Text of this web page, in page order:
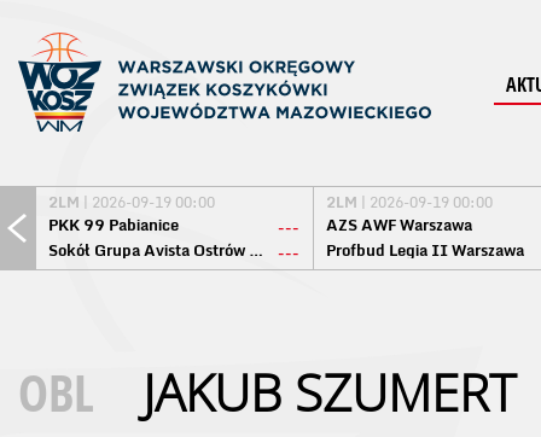
2LM | 2026-09-19 00:00
PKK 99 Pabianice
---
Sokół Grupa Avista Ostrów Maz. ---
2LM | 2026-09-19 00:00
AZS AWF Warszawa
Profbud Legia II Warszawa
OBL JAKUB SZUMERT